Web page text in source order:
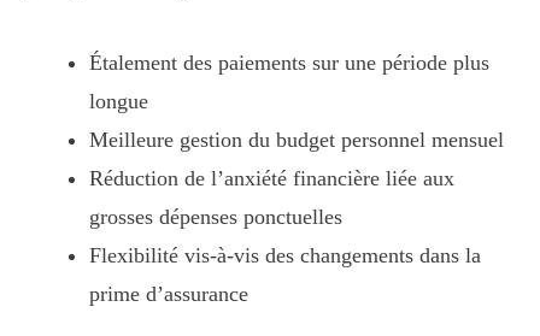
Étalement des paiements sur une période plus
longue
Meilleure gestion du budget personnel mensuel
Réduction de l’anxiété financière liée aux
grosses dépenses ponctuelles
Flexibilité vis-à-vis des changements dans la
prime d’assurance